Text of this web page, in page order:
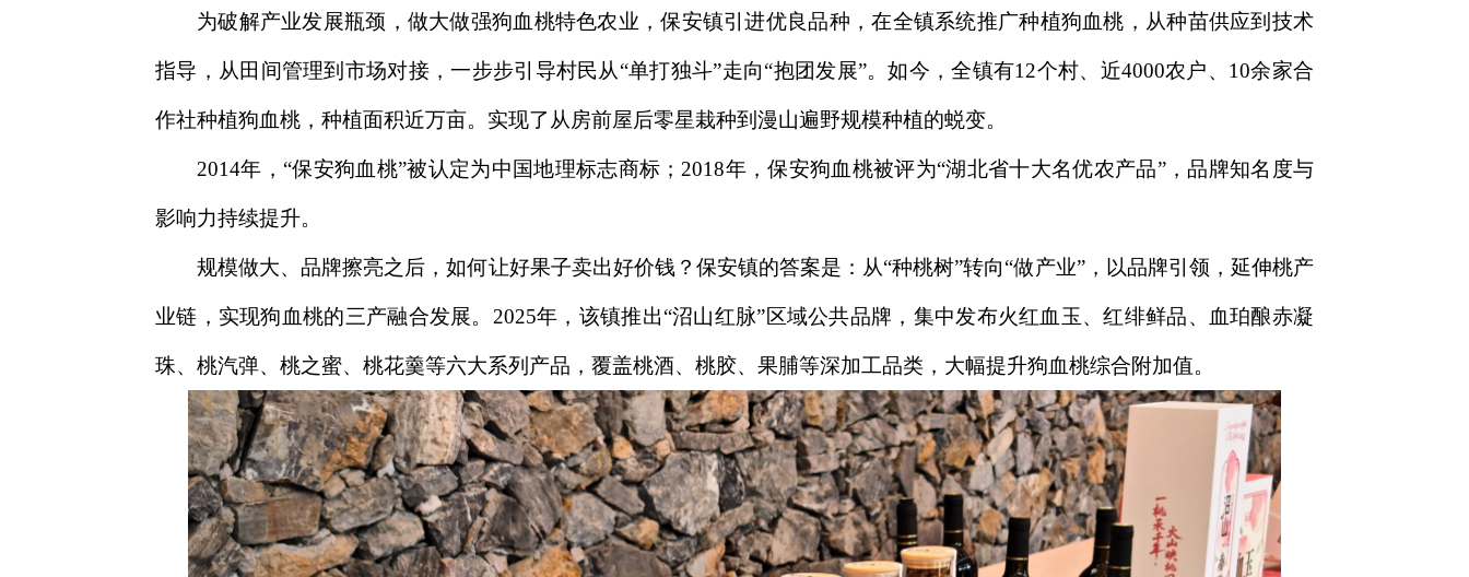
为破解产业发展瓶颈，做大做强狗血桃特色农业，保安镇引进优良品种，在全镇系统推广种植狗血桃，从种苗供应到技术
指导，从田间管理到市场对接，一步步引导村民从“单打独斗”走向“抱团发展”。如今，全镇有12个村、近4000农户、10余家合
作社种植狗血桃，种植面积近万亩。实现了从房前屋后零星栽种到漫山遍野规模种植的蜕变。
2014年，“保安狗血桃”被认定为中国地理标志商标；2018年，保安狗血桃被评为“湖北省十大名优农产品”，品牌知名度与
影响力持续提升。
规模做大、品牌擦亮之后，如何让好果子卖出好价钱？保安镇的答案是：从“种桃树”转向“做产业”，以品牌引领，延伸桃产
业链，实现狗血桃的三产融合发展。2025年，该镇推出“沼山红脉”区域公共品牌，集中发布火红血玉、红绯鲜品、血珀酿赤凝
珠、桃汽弹、桃之蜜、桃花羹等六大系列产品，覆盖桃酒、桃胶、果脯等深加工品类，大幅提升狗血桃综合附加值。